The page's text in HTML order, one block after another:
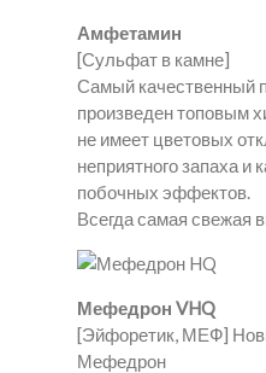
Амфетамин
[Сульфат в камне]
Самый качественный
произведен топовым
не имеет цветовых
неприятного запаха и
побочных эффектов.
Всегда самая свежая
Мефедрон VHQ
[Эйфоретик, МЕФ]
Мефедрон